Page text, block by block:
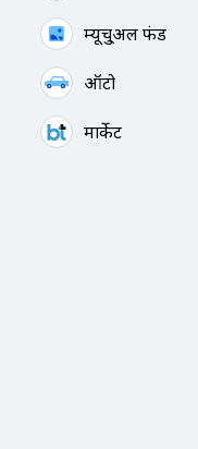
म्यूचु्अल फंड
ऑटो
मार्केट